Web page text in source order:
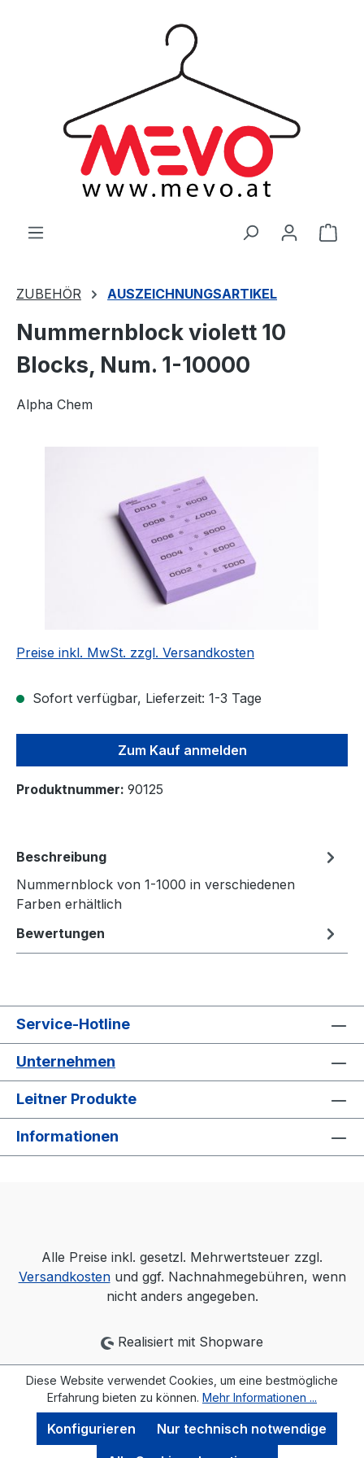
ZUBEHÖR AUSZEICHNUNGSARTIKEL
Nummernblock violett 10
Blocks, Num. 1-10000
Alpha Chem
Preise inkl. MwSt. zzgl. Versandkosten
Sofort verfügbar, Lieferzeit: 1-3 Tage
Zum Kauf anmelden
Produktnummer: 90125
Beschreibung
Nummernblock von 1-1000 in verschiedenen
Farben erhältlich
Bewertungen
Service-Hotline
Unternehmen
Leitner Produkte
Informationen
Alle Preise inkl. gesetzl. Mehrwertsteuer zzgl.
Versandkostenund ggf. Nachnahmegebühren, wenn
nicht anders angegeben.
Realisiert mit Shopware
Diese Website verwendet Cookies, um eine bestmögliche
Erfahrung bieten zu können. Mehr Informationen ...
Nur technisch notwendige
Konfigurieren